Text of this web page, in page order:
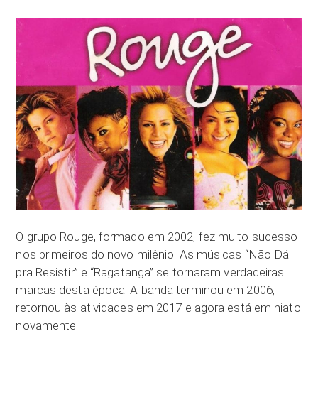
O grupo Rouge, formado em 2002, fez muito sucesso
nos primeiros do novo milênio. As músicas “Não Dá
pra Resistir” e “Ragatanga” se tornaram verdadeiras
marcas desta época. A banda terminou em 2006,
retornou às atividades em 2017 e agora está em hiato
novamente.